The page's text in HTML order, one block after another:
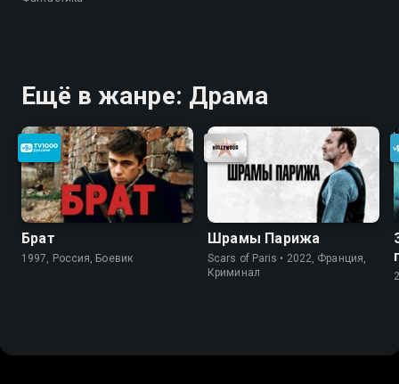
Ещё в жанре: Драма
Брат
1997, Россия, Боевик
Шрамы Парижа
Scars of Paris • 2022, Франция,
Криминал